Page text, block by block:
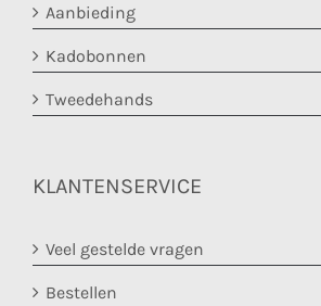
Aanbieding
Kadobonnen
Tweedehands
KLANTENSERVICE
Veel gestelde vragen
Bestellen